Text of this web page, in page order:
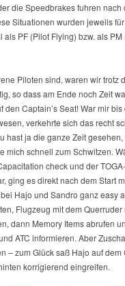
die Speedbrakes fuhren nach
Situationen wurden jeweils
PF (Pilot Flying) bzw. als
Piloten sind, waren wir trotz
so dass am Ende noch Zeit
den Captain’s Seat! War mir
verkehrte sich das recht
hast ja die ganze Zeit
mich schnell zum Schwitzen.
check und der
ging es direkt nach dem Start
Hajo und Sandro ganz easy
Flugzeug mit dem
dann Memory Items abrufen
ATC informieren. Aber
– zum Glück saß Hajo auf dem
korrigierend eingreifen.